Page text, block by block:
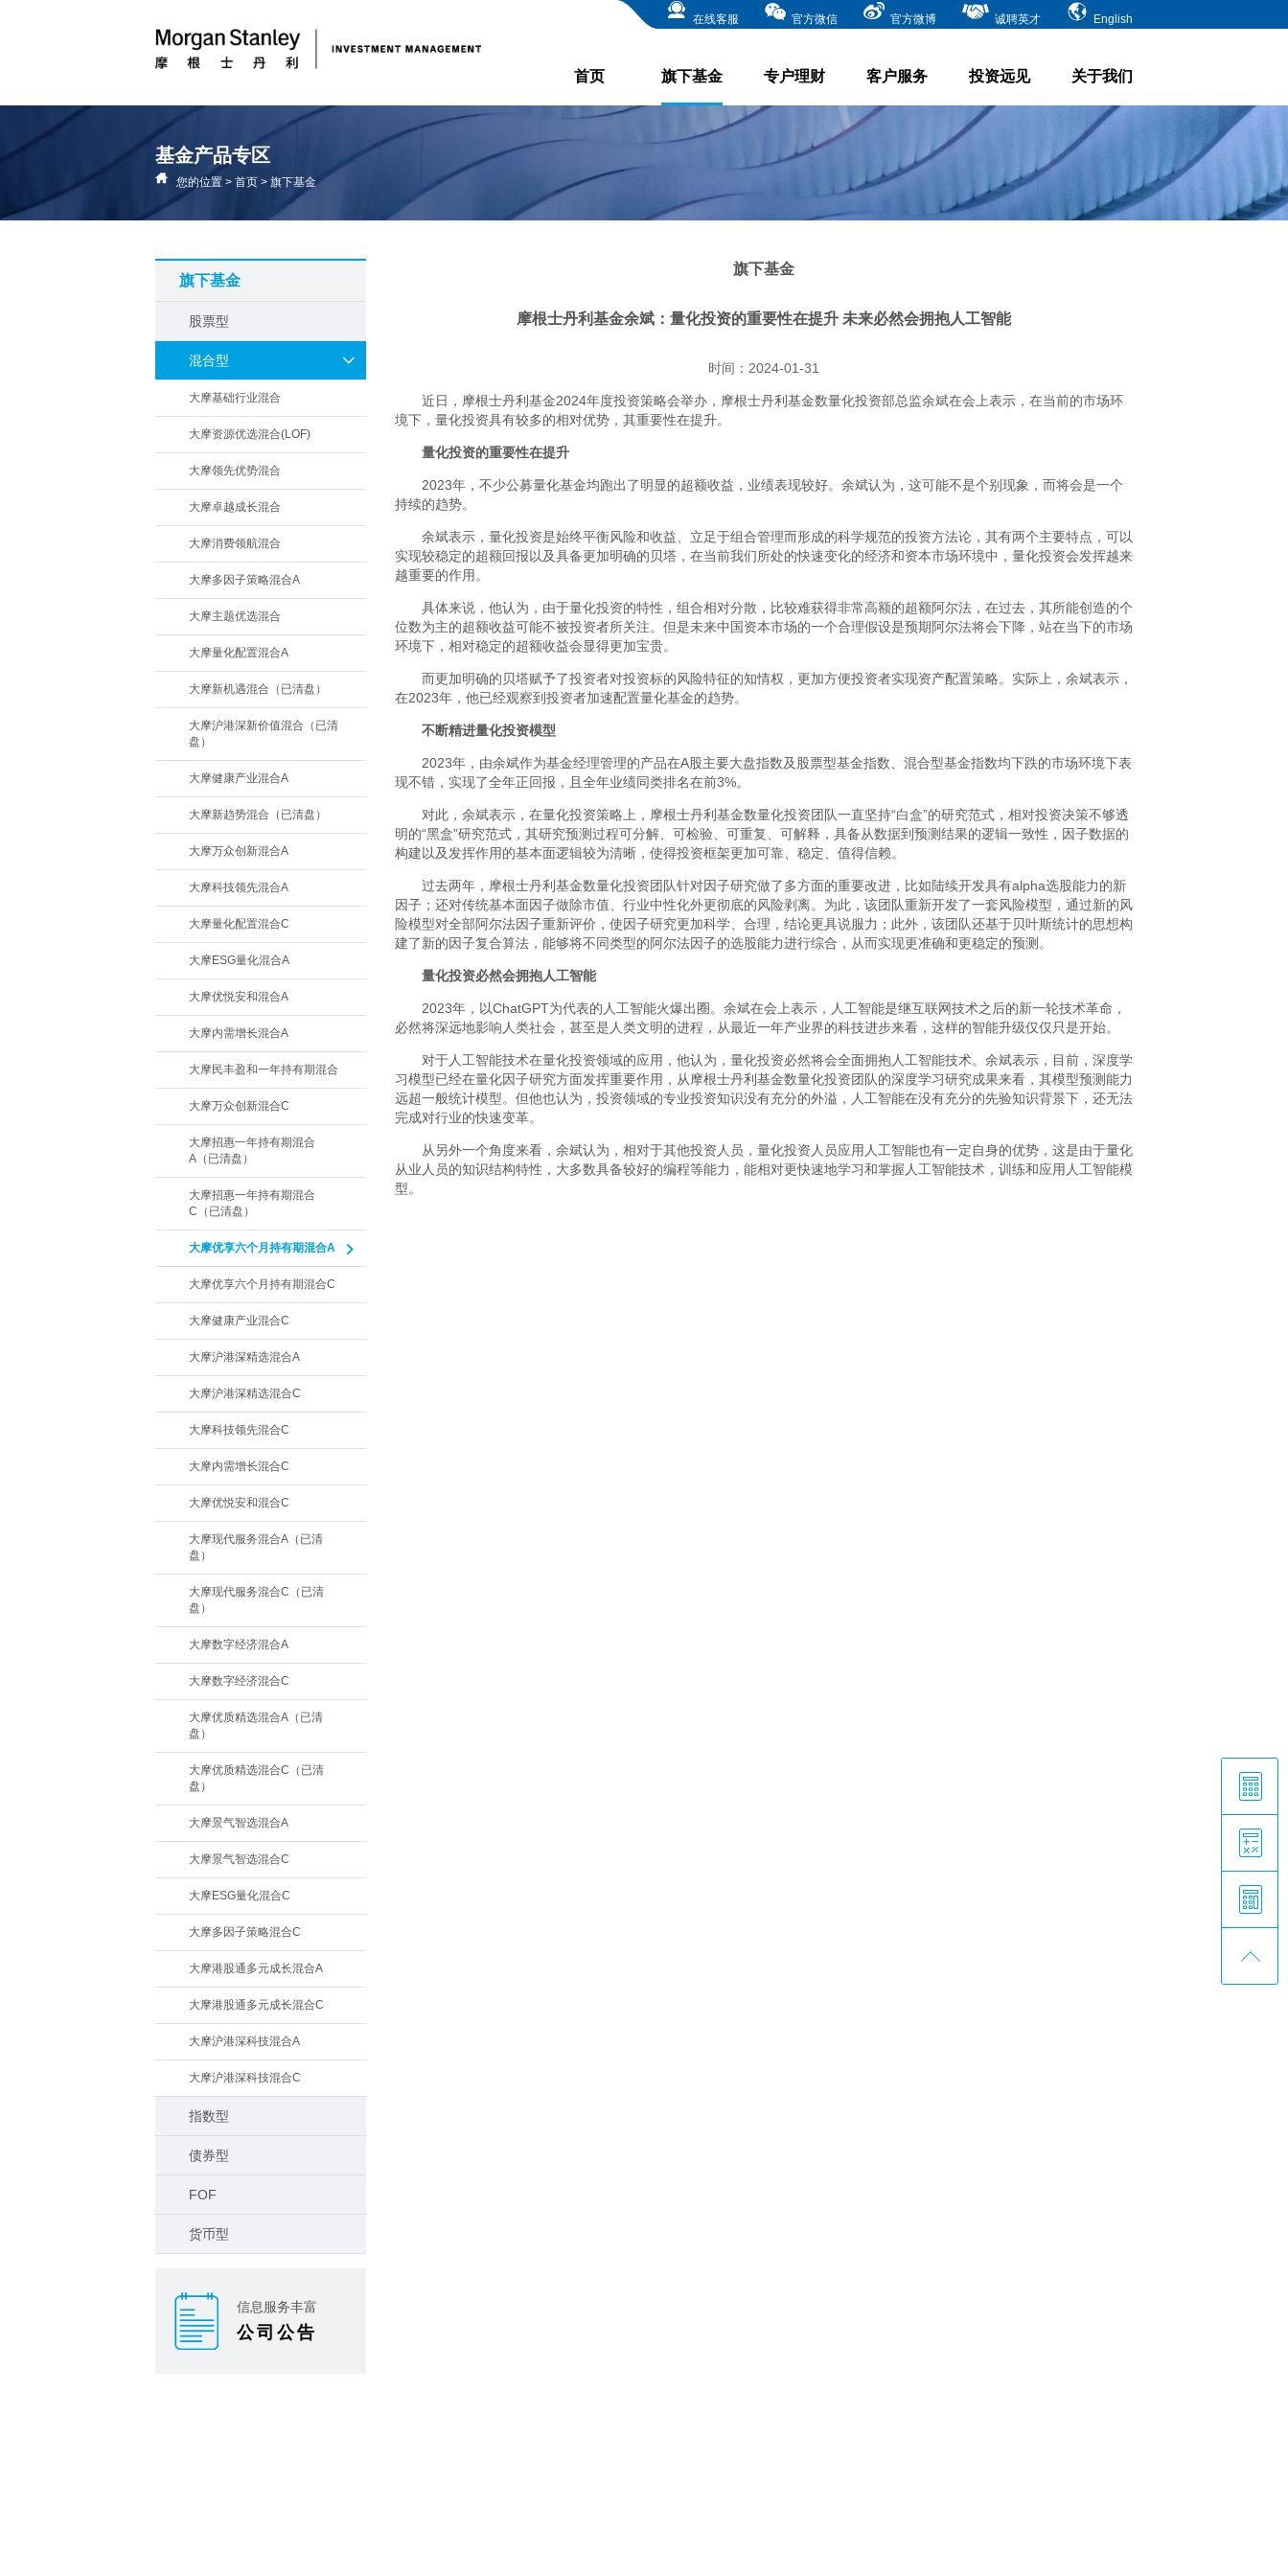
在线客服 官方微信 官方微博 诚聘英才 English
首页 旗下基金 专户理财 客户服务 投资远见 关于我们
基金产品专区
您的位置 > 首页 > 旗下基金
旗下基金
股票型
混合型
大摩基础行业混合
大摩资源优选混合(LOF)
大摩领先优势混合
大摩卓越成长混合
大摩消费领航混合
大摩多因子策略混合A
大摩主题优选混合
大摩量化配置混合A
大摩新机遇混合（已清盘）
大摩沪港深新价值混合（已清
盘）
大摩健康产业混合A
大摩新趋势混合（已清盘）
大摩万众创新混合A
大摩科技领先混合A
大摩量化配置混合C
大摩ESG量化混合A
大摩优悦安和混合A
大摩内需增长混合A
大摩民丰盈和一年持有期混合
大摩万众创新混合C
大摩招惠一年持有期混合
A（已清盘）
大摩招惠一年持有期混合
C（已清盘）
大摩优享六个月持有期混合A
大摩优享六个月持有期混合C
大摩健康产业混合C
大摩沪港深精选混合A
大摩沪港深精选混合C
大摩科技领先混合C
大摩内需增长混合C
大摩优悦安和混合C
大摩现代服务混合A（已清
盘）
大摩现代服务混合C（已清
盘）
大摩数字经济混合A
大摩数字经济混合C
大摩优质精选混合A（已清
盘）
大摩优质精选混合C（已清
盘）
大摩景气智选混合A
大摩景气智选混合C
大摩ESG量化混合C
大摩多因子策略混合C
大摩港股通多元成长混合A
大摩港股通多元成长混合C
大摩沪港深科技混合A
大摩沪港深科技混合C
指数型
债券型
FOF
货币型
信息服务丰富
公司公告
旗下基金
摩根士丹利基金余斌：量化投资的重要性在提升 未来必然会拥抱人工智能
时间：2024-01-31
近日，摩根士丹利基金2024年度投资策略会举办，摩根士丹利基金数量化投资部总监余斌在会上表示，在当前的市场环
境下，量化投资具有较多的相对优势，其重要性在提升。
量化投资的重要性在提升
2023年，不少公募量化基金均跑出了明显的超额收益，业绩表现较好。余斌认为，这可能不是个别现象，而将会是一个
持续的趋势。
余斌表示，量化投资是始终平衡风险和收益、立足于组合管理而形成的科学规范的投资方法论，其有两个主要特点，可以
实现较稳定的超额回报以及具备更加明确的贝塔，在当前我们所处的快速变化的经济和资本市场环境中，量化投资会发挥越来
越重要的作用。
具体来说，他认为，由于量化投资的特性，组合相对分散，比较难获得非常高额的超额阿尔法，在过去，其所能创造的个
位数为主的超额收益可能不被投资者所关注。但是未来中国资本市场的一个合理假设是预期阿尔法将会下降，站在当下的市场
环境下，相对稳定的超额收益会显得更加宝贵。
而更加明确的贝塔赋予了投资者对投资标的风险特征的知情权，更加方便投资者实现资产配置策略。实际上，余斌表示，
在2023年，他已经观察到投资者加速配置量化基金的趋势。
不断精进量化投资模型
2023年，由余斌作为基金经理管理的产品在A股主要大盘指数及股票型基金指数、混合型基金指数均下跌的市场环境下表
现不错，实现了全年正回报，且全年业绩同类排名在前3%。
对此，余斌表示，在量化投资策略上，摩根士丹利基金数量化投资团队一直坚持“白盒”的研究范式，相对投资决策不够透
明的“黑盒”研究范式，其研究预测过程可分解、可检验、可重复、可解释，具备从数据到预测结果的逻辑一致性，因子数据的
构建以及发挥作用的基本面逻辑较为清晰，使得投资框架更加可靠、稳定、值得信赖。
过去两年，摩根士丹利基金数量化投资团队针对因子研究做了多方面的重要改进，比如陆续开发具有alpha选股能力的新
因子；还对传统基本面因子做除市值、行业中性化外更彻底的风险剥离。为此，该团队重新开发了一套风险模型，通过新的风
险模型对全部阿尔法因子重新评价，使因子研究更加科学、合理，结论更具说服力；此外，该团队还基于贝叶斯统计的思想构
建了新的因子复合算法，能够将不同类型的阿尔法因子的选股能力进行综合，从而实现更准确和更稳定的预测。
量化投资必然会拥抱人工智能
2023年，以ChatGPT为代表的人工智能火爆出圈。余斌在会上表示，人工智能是继互联网技术之后的新一轮技术革命，
必然将深远地影响人类社会，甚至是人类文明的进程，从最近一年产业界的科技进步来看，这样的智能升级仅仅只是开始。
对于人工智能技术在量化投资领域的应用，他认为，量化投资必然将会全面拥抱人工智能技术。余斌表示，目前，深度学
习模型已经在量化因子研究方面发挥重要作用，从摩根士丹利基金数量化投资团队的深度学习研究成果来看，其模型预测能力
远超一般统计模型。但他也认为，投资领域的专业投资知识没有充分的外溢，人工智能在没有充分的先验知识背景下，还无法
完成对行业的快速变革。
从另外一个角度来看，余斌认为，相对于其他投资人员，量化投资人员应用人工智能也有一定自身的优势，这是由于量化
从业人员的知识结构特性，大多数具备较好的编程等能力，能相对更快速地学习和掌握人工智能技术，训练和应用人工智能模
型。